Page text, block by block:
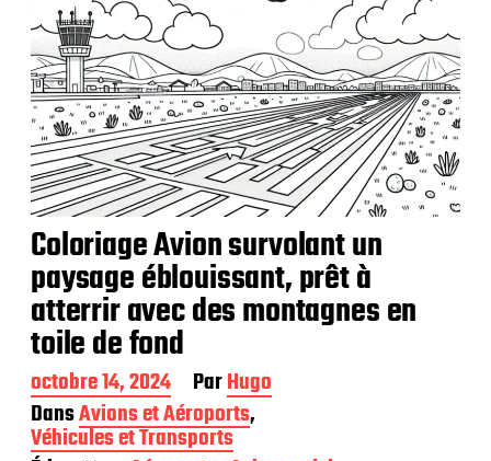
Coloriage Avion survolant un
paysage éblouissant, prêt à
atterrir avec des montagnes en
toile de fond
D
a
t
e
octobre 14, 2024 ParHugo
DansAvions et Aéroports,
Véhicules et Transports